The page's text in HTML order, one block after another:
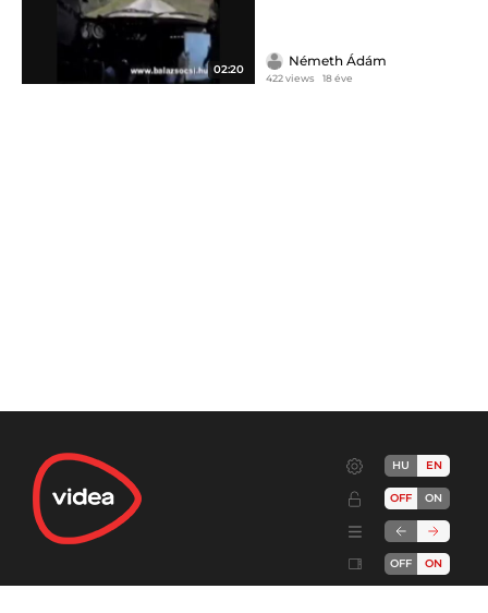
02:20
Németh Ádám
422 views 18 éve
HU EN
OFF ON
OFF ON